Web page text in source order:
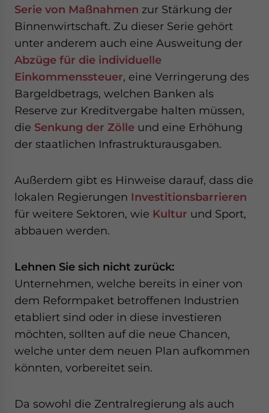
Serie von Maßnahmen zur Stärkung der
Binnenwirtschaft. Zu dieser Serie gehört
unter anderem auch eine Ausweitung der
Abzüge für die individuelle
Einkommenssteuer, eine Verringerung des
Bargeldbetrags, welchen Banken als
Reserve zur Kreditvergabe halten müssen,
die Senkung der Zölle und eine Erhöhung
der staatlichen Infrastrukturausgaben.
Außerdem gibt es Hinweise darauf, dass die
lokalen Regierungen Investitionsbarrieren
für weitere Sektoren, wie Kultur und Sport,
abbauen werden.
Lehnen Sie sich nicht zurück:
Unternehmen, welche bereits in einer von
dem Reformpaket betroffenen Industrien
etabliert sind oder in diese investieren
möchten, sollten auf die neue Chancen,
welche unter dem neuen Plan aufkommen
könnten, vorbereitet sein.
Da sowohl die Zentralregierung als auch